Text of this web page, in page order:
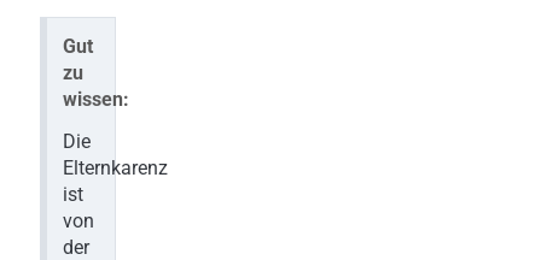
Gut
zu
wissen:
Die
Elternkarenz
ist
von
der